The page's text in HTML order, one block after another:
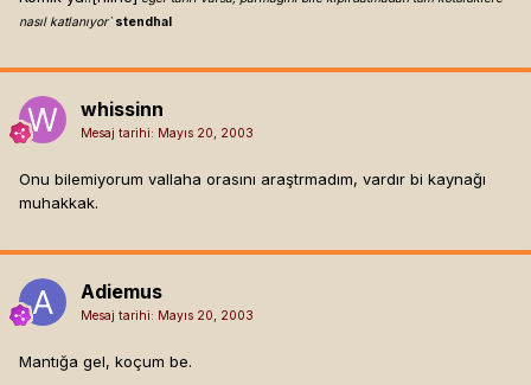
nasıl katlanıyor` stendhal
whissinn
Mesaj tarihi: Mayıs 20, 2003
Onu bilemiyorum vallaha orasını araştrmadım, vardır bi kaynağı
muhakkak.
Adiemus
Mesaj tarihi: Mayıs 20, 2003
Mantığa gel, koçum be.